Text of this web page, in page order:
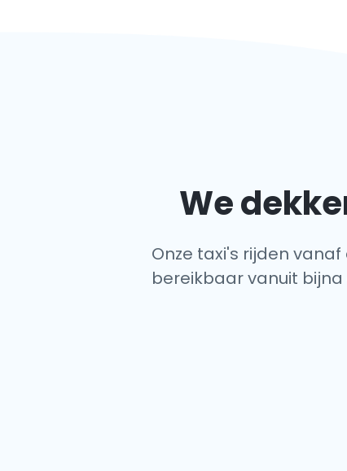
We
Onze taxi's rijden
bereikbaar vanuit bijna